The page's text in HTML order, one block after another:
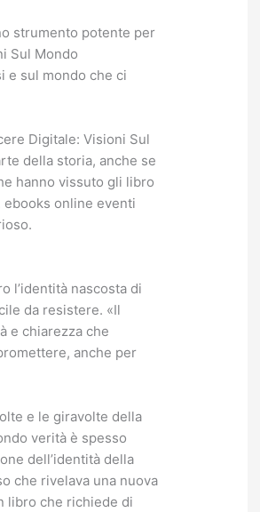
strumento potente per
Sul Mondo
e sul mondo che ci
Digitale: Visioni Sul
della storia, anche se
hanno vissuto gli libro
ebooks online eventi
l’identità nascosta di
da resistere. «Il
e chiarezza che
anche per
e le giravolte della
verità è spesso
dell’identità della
che rivelava una nuova
libro che richiede di